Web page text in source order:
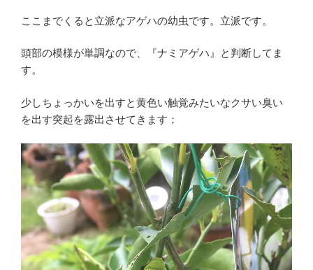
ここまでくると立派なアゲハの幼虫です。立派です。
頭部の模様が単調なので、『ナミアゲハ』と判断してま
す。
少しちょっかいを出すと黄色い触覚みたいなクサい臭い
を出す突起を露出させてきます；